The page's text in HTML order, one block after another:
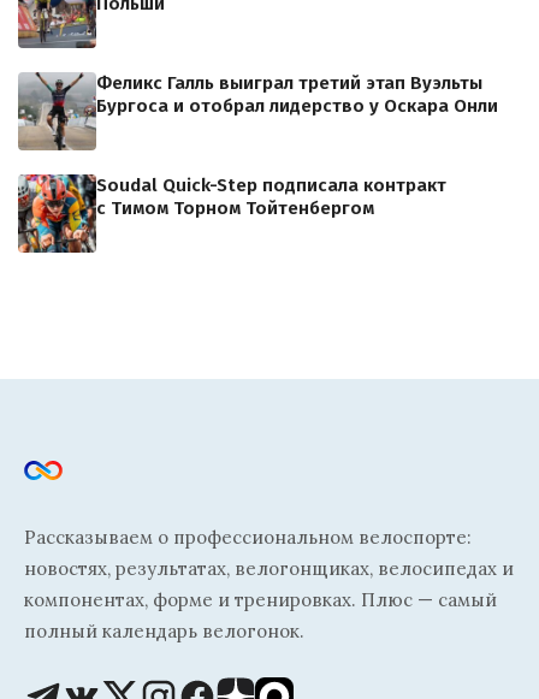
Феликс Галль выиграл третий этап Вуэльты
Бургоса и отобрал лидерство у Оскара Онли
Soudal Quick-Step подписала контракт
с Тимом Торном Тойтенбергом
Рассказываем о профессиональном велоспорте:
новостях, результатах, велогонщиках, велосипедах и
компонентах, форме и тренировках. Плюс — самый
полный календарь велогонок.